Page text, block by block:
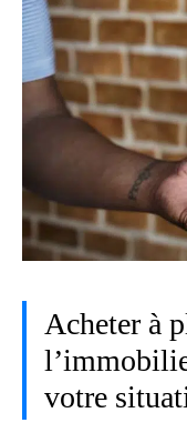
Acheter à
votre